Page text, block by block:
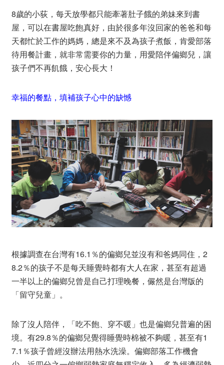
8歲的小荻，每天放學都只能牽著肚子餓的弟妹來到書
屋，可以在書屋吃飽真好，由於很多年沒回家的爸爸和每
天都忙於工作的媽媽，總是來不及為孩子煮飯，肯愛部落
待用餐計畫，就非常需要你的力量，用愛陪伴偏鄉兒，讓
孩子們不再飢餓，安心長大！
幸福的餐點，填補孩子心中的缺憾
根據調查在台灣有16.1％的偏鄉兒並沒有和爸媽同住，2
8.2％的孩子不是每天睡覺時都有大人在家，甚至有超過
一半以上的偏鄉兒曾是自己打理晚餐，儼然是台灣版的
「留守兒童」。
除了沒人陪伴，「吃不飽、穿不暖」也是偏鄉兒普遍的困
境。有29.8％的偏鄉兒覺得睡覺時棉被不夠暖，甚至有1
7.1％孩子曾經沒辦法用熱水洗澡。偏鄉部落工作機會